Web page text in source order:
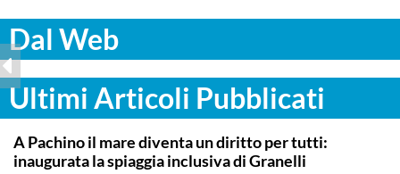
Dal Web
Ultimi Articoli Pubblicati
SIRACUSA
A Pachino il mare diventa un diritto per tutti:
inaugurata la spiaggia inclusiva di Granelli